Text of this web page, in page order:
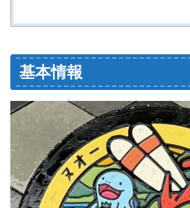
基本情報